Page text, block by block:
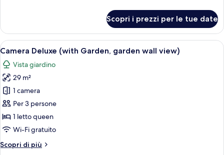
Deluxe,
vista
giardino
single
bed)
Scopri i prezzi per le tue date
Apri
tutte
le
foto
per
Camera
Deluxe
(with
Garden,
garden
Una camera da letto con un letto,
5
Camera Deluxe (with Garden, garden wall view)
Vista giardino
29 m²
1 camera
Per 3 persone
1 letto queen
Wi-Fi gratuito
Scopri di più
Altri